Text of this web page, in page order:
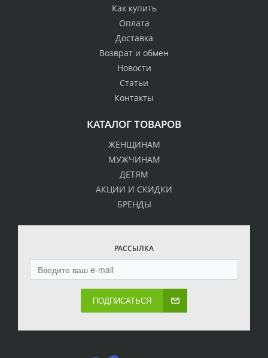
Как купить
Оплата
Доставка
Возврат и обмен
Новости
Статьи
Контакты
КАТАЛОГ ТОВАРОВ
ЖЕНЩИНАМ
МУЖЧИНАМ
ДЕТЯМ
АКЦИИ И СКИДКИ
БРЕНДЫ
РАССЫЛКА
ПОДПИСАТЬСЯ